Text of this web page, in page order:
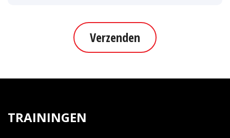
Verzenden
TRAININGEN